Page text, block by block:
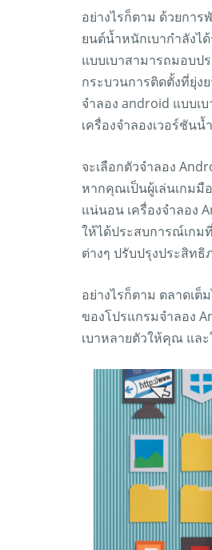
อย่างไรก็ตาม ด้วยกา
ยนต์น้ำหนักเบากำลังไ
แบบเบาสามารถมอบป
กระบวนการติดตั้งที่ยุ่ง
จำลอง android แบบเ
เครื่องจำลองเวอร์ชัน
จะเลือกตัวจำลอง
หากคุณเป็นผู้เล่นเกม
แน่นอน เครื่องจำลอง
ให้ได้ประสบการณ์เก
ต่างๆ ปรับปรุงประสิท
อย่างไรก็ตาม ตลาดเ
ของโปรแกรมจำลอง
เบาหลายตัวให้คุณ แล